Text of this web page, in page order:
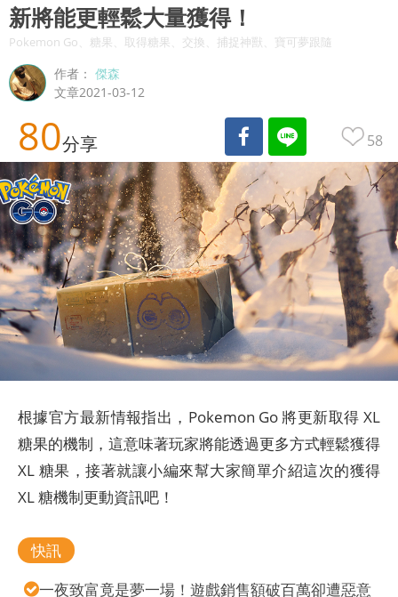
新將能更輕鬆大量獲得！
Pokemon Go、糖果、取得糖果、交換、捕捉神獸、寶可夢跟隨
作者：傑森
文章2021-03-12
80分享 58
根據官方最新情報指出，Pokemon Go 將更新取得 XL
糖果的機制，這意味著玩家將能透過更多方式輕鬆獲得
XL 糖果，接著就讓小編來幫大家簡單介紹這次的獲得
XL 糖機制更動資訊吧！
快訊
一夜致富竟是夢一場！遊戲銷售額破百萬卻遭惡意